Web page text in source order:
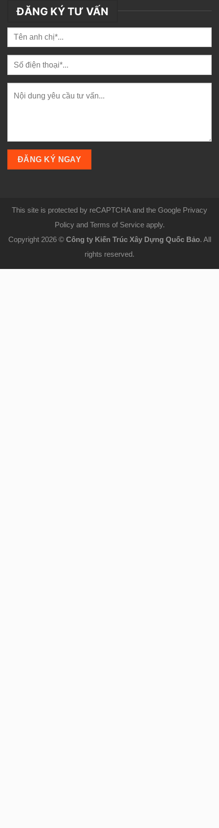
ĐĂNG KÝ TƯ VẤN
This site is protected by reCAPTCHA and the Google Privacy
Policy and Terms of Service apply.
Copyright 2026 © Công ty Kiến Trúc Xây Dựng Quốc Bảo. All
rights reserved.